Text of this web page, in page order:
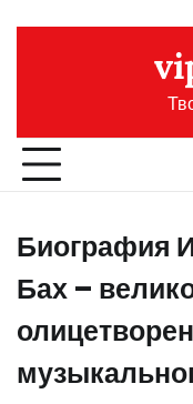
Биография
Бах –